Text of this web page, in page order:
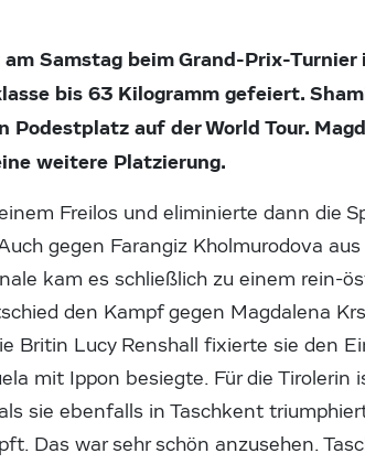
Samstag beim Grand-Prix-Turnier
bis 63 Kilogramm gefeiert.
Podestplatz auf der World Tour.
weitere Platzierung.
Freilos und eliminierte dann die
gegen Farangiz Kholmurodova
kam es schließlich zu einem rein-
den Kampf gegen Magdalena
Britin Lucy Renshall fixierte sie den
mit Ippon besiegte. Für die Tirolerin
sie ebenfalls in Taschkent
Das war sehr schön anzusehen.